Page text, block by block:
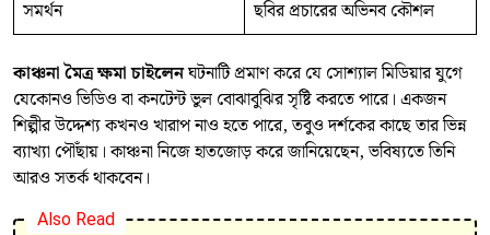
সমর্থন
ছবির প্রচারের অভিনব কৌশল
কাঞ্চনা মৈত্র ক্ষমা চাইলেনঘটনাটি প্রমাণ করে যে সোশ্যাল মিডিয়ার যুগে
যেকোনও ভিডিও বা কনটেন্ট ভুল বোঝাবুঝির সৃষ্টি করতে পারে। একজন
শিল্পীর উদ্দেশ্য কখনও খারাপ নাও হতে পারে, তবুও দর্শকের কাছে তার ভিন্ন
ব্যাখ্যা পৌঁছায়। কাঞ্চনা নিজে হাতজোড় করে জানিয়েছেন, ভবিষ্যতে তিনি
আরও সতর্ক থাকবেন।
Also Read